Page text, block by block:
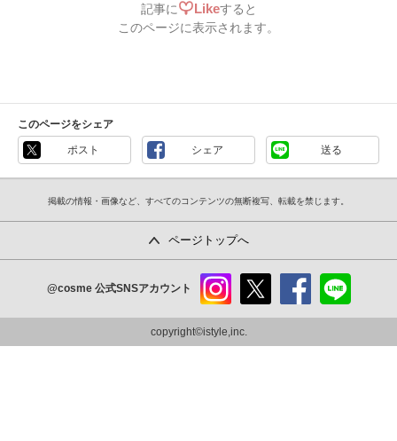
記事に
Likeすると
このページに表示されます。
このページをシェア
ポスト シェア 送る
掲載の情報・画像など、すべてのコンテンツの無断複写、転載を禁じます。
ページトップへ
@cosme 公式SNSアカウント
ram
copyright©istyle,inc.